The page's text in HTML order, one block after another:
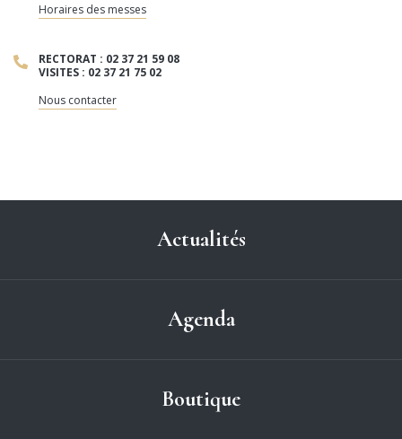
Horaires des messes
RECTORAT : 02 37 21 59 08
VISITES : 02 37 21 75 02
Nous contacter
Actualités
Agenda
Boutique